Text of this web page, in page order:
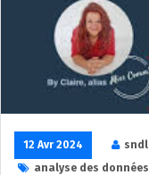
12 Avr 2024
analyse des données